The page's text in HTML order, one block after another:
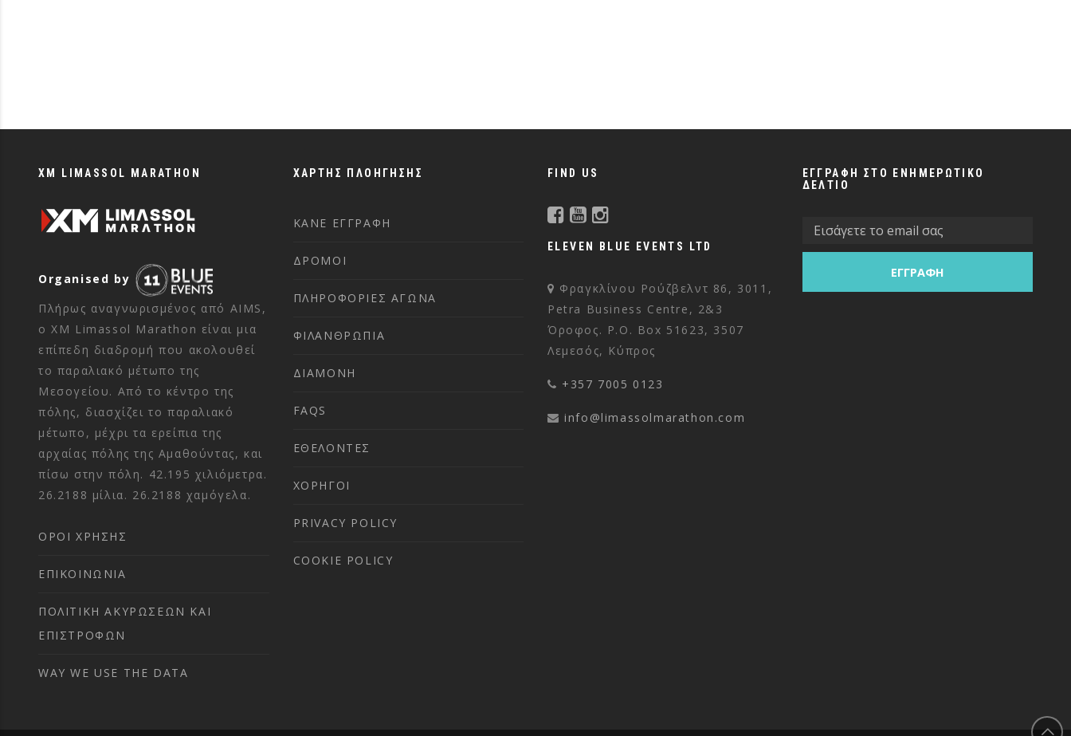
XM LIMASSOL MARATHON
Organised by
Πλήρως αναγνωρισμένος από AIMS,
ο XM Limassol Marathon είναι μια
επίπεδη διαδρομή που ακολουθεί
το παραλιακό μέτωπο της
Μεσογείου. Από το κέντρο της
πόλης, διασχίζει το παραλιακό
μέτωπο, μέχρι τα ερείπια της
αρχαίας πόλης της Αμαθούντας, και
πίσω στην πόλη. 42.195 χιλιόμετρα.
26.2188 μίλια. 26.2188 χαμόγελα.
ΌΡΟΙ ΧΡΉΣΗΣ
ΕΠΙΚΟΙΝΩΝΊΑ
ΠΟΛΙΤΙΚΉ ΑΚΥΡΏΣΕΩΝ ΚΑΙ
ΕΠΙΣΤΡΟΦΏΝ
WAY WE USE THE DATA
ΧΑΡΤΗΣ ΠΛΟΗΓΗΣΗΣ
ΚΑΝΕ ΕΓΓΡΑΦΗ
ΔΡΟΜΟΙ
ΠΛΗΡΟΦΟΡΙΕΣ ΑΓΩΝΑ
ΦΙΛΑΝΘΡΩΠΙΑ
ΔΙΑΜΟΝΗ
FAQS
ΕΘΕΛΟΝΤΕΣ
ΧΟΡΗΓΟΙ
PRIVACY POLICY
COOKIE POLICY
FIND US
ELEVEN BLUE EVENTS LTD
Φραγκλίνου Ρούζβελντ 86, 3011,
Petra Business Centre, 2&3
Όροφος. P.O. Box 51623, 3507
Λεμεσός, Κύπρος
+357 7005 0123
info@limassolmarathon.com
ΕΓΓΡΑΦΗ ΣΤΟ ΕΝΗΜΕΡΩΤΙΚΟ
ΔΕΛΤΙΟ